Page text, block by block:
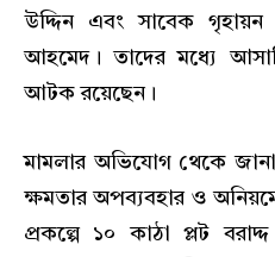
উদ্দিন এবং সাবেক গৃহায়ন
আহমেদ। তাদের মধ্যে
আটক রয়েছেন।
মামলার অভিযোগ থেকে
ক্ষমতার অপব্যবহার ও
প্রকল্পে ১০ কাঠা প্লট